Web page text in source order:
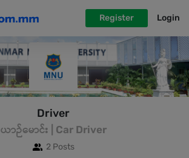
Register Login
Driver
ယာဉ်မောင်း | Car Driver
2 Posts